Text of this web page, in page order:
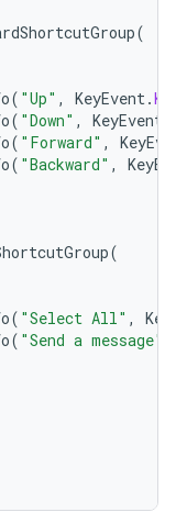
(
( "Up" , KeyEvent.
( "Down" , KeyEvent
( "Forward" ,
( "Backward" ,
(
( "Select All" ,
( "Send a message"